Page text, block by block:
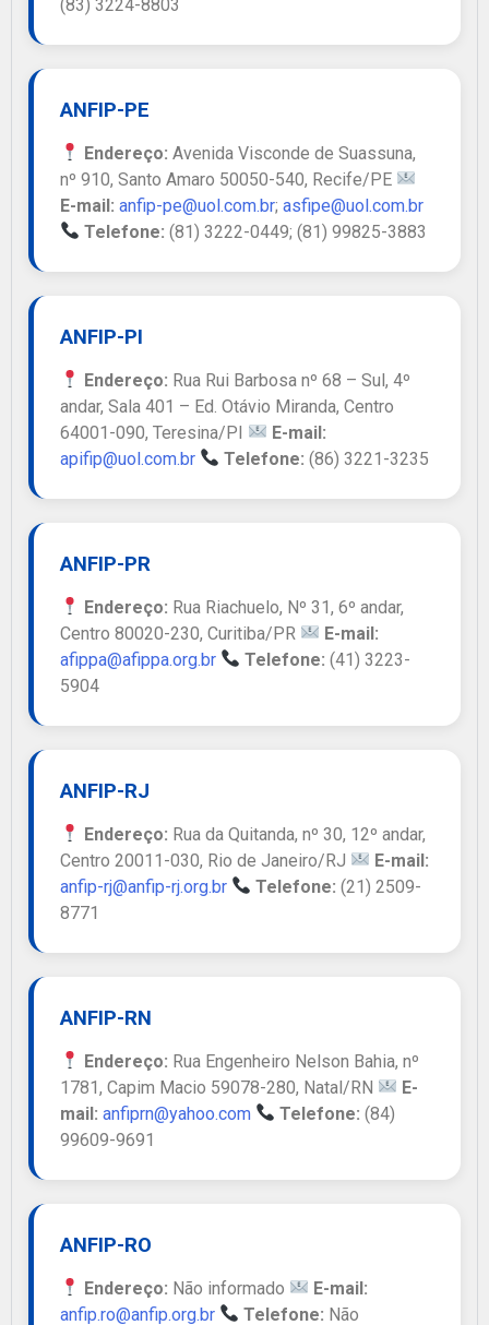
(83) 3224-8803
ANFIP-PE
Endereço: Avenida Visconde de Suassuna,
nº 910, Santo Amaro 50050-540, Recife/PE
E-mail: anfip-pe@uol.com.br; asfipe@uol.com.br
Telefone: (81) 3222-0449; (81) 99825-3883
ANFIP-PI
Endereço: Rua Rui Barbosa nº 68 – Sul, 4º
andar, Sala 401 – Ed. Otávio Miranda, Centro
64001-090, Teresina/PI
E-mail:
apifip@uol.com.br
Telefone: (86) 3221-3235
ANFIP-PR
Endereço: Rua Riachuelo, Nº 31, 6º andar,
Centro 80020-230, Curitiba/PR
E-mail:
afippa@afippa.org.br
Telefone: (41) 3223-
5904
ANFIP-RJ
Endereço: Rua da Quitanda, nº 30, 12º andar,
Centro 20011-030, Rio de Janeiro/RJ
E-mail:
anfip-rj@anfip-rj.org.br
Telefone: (21) 2509-
8771
ANFIP-RN
Endereço: Rua Engenheiro Nelson Bahia, nº
1781, Capim Macio 59078-280, Natal/RN
E-
mail: anfiprn@yahoo.com Telefone: (84)
99609-9691
ANFIP-RO
Endereço: Não informado
E-mail:
anfip.ro@anfip.org.br
Telefone: Não